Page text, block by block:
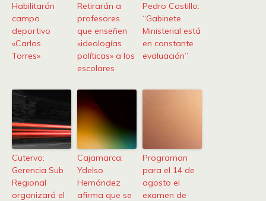
Habilitarán
campo
deportivo
«Carlos
Torres»
Retirarán a
profesores
que enseñen
«ideologías
políticas» a los
escolares
Pedro Castillo:
“Gabinete
Ministerial está
en constante
evaluación”
Cutervo:
Gerencia Sub
Regional
organizará el
Cajamarca:
Ydelso
Hernández
afirma que se
Programan
para el 14 de
agosto el
examen de